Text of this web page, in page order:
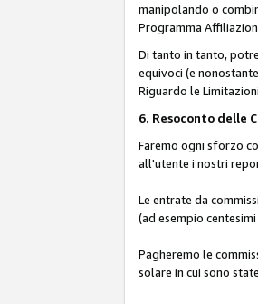
manipolando o
Programma
Di tanto in tanto,
equivoci (e
Riguardo le
6. Resoconto delle
Faremo ogni sforzo
all'utente i nostri
Le entrate da
(ad esempio
Pagheremo le
solare in cui sono